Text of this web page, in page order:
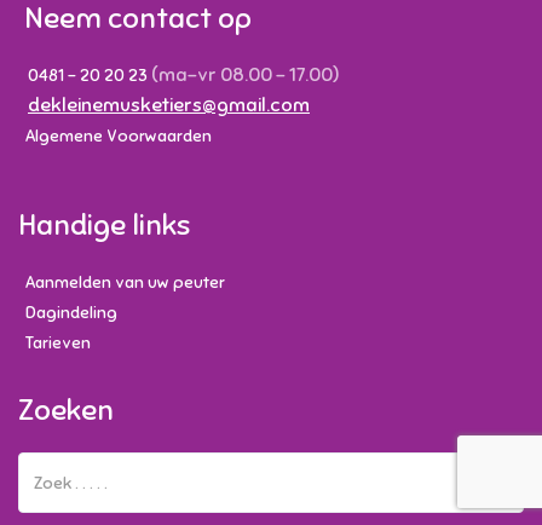
Neem contact op
0481 - 20 20 23 (ma-vr 08.00 - 17.00)
dekleinemusketiers@gmail.com
Algemene Voorwaarden
Handige links
Aanmelden van uw peuter
Dagindeling
Tarieven
Zoeken